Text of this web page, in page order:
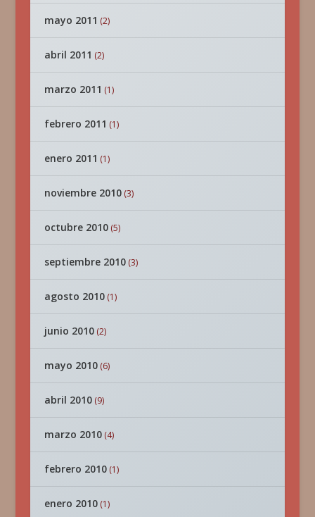
mayo 2011 (2)
abril 2011 (2)
marzo 2011 (1)
febrero 2011 (1)
enero 2011 (1)
noviembre 2010(3)
octubre 2010(5)
septiembre 2010(3)
agosto 2010(1)
junio 2010(2)
mayo 2010(6)
abril 2010(9)
marzo 2010(4)
febrero 2010(1)
enero 2010(1)